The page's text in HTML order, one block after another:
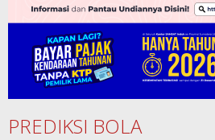
PREDIKSI BOLA